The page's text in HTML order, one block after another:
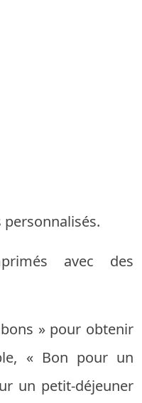
personnalisés.
avec des
» pour obtenir
« Bon pour un
un petit-déjeuner